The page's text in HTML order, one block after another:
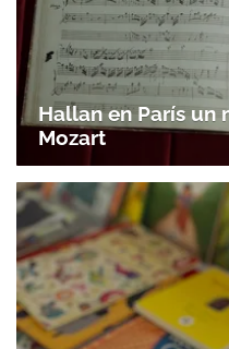
Hallan en París
Mozart